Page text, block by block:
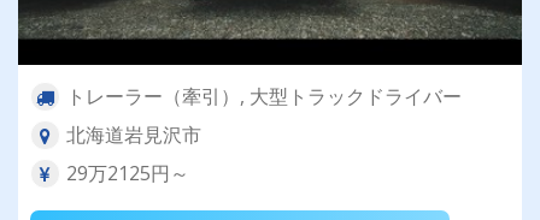
トレーラー（牽引）, 大型トラックドライバー
北海道岩見沢市
29万2125円～